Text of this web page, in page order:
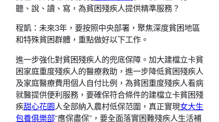
聽、說、讀、寫，為貧困殘疾人提供精準服務？
程凱：未來3年，要按照中央部署，聚焦深度貧困地區
和特殊貧困群體，重點做好以下工作。
進一步強化對貧困殘疾人的兜底保障。加大建檔立卡貧
困家庭重度殘疾人的醫療救助，進一步降低貧困殘疾人
及家庭醫療費用個人自付比例，為貧困重度殘疾人看病
就醫提供便利服務，要確保符合條件的建檔立卡貧困殘
疾甜心花園人全部納入農村低保范圍，真正實現女大生
包養俱樂部“應保盡保”，要全面落實困難殘疾人生活補